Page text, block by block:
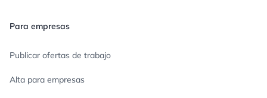
Para empresas
Publicar ofertas de trabajo
Alta para empresas